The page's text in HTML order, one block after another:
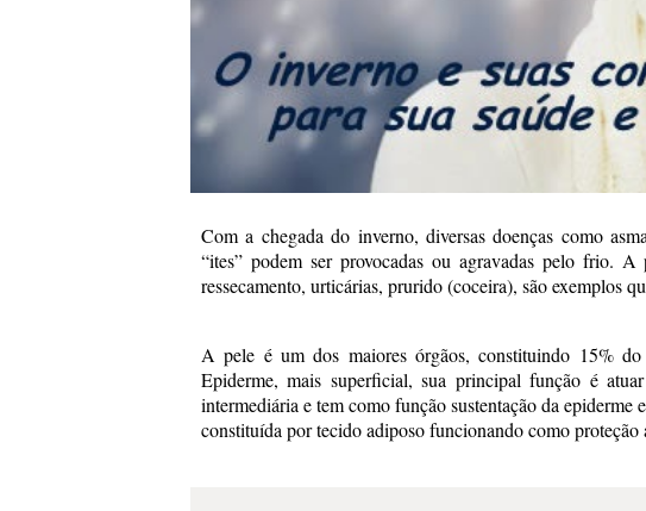
Com a chegada do inverno, diversas doenças como
“ites” podem ser provocadas ou agravadas pelo frio.
ressecamento, urticárias, prurido (coceira), são exemplos
A pele é um dos maiores órgãos, constituindo 15%
Epiderme, mais superficial, sua principal função é
intermediária e tem como função sustentação da
constituída por tecido adiposo funcionando como proteção